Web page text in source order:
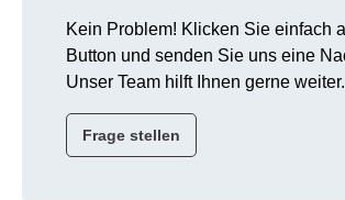
Kein Problem! Klicken Sie einfach
Button und senden Sie uns eine
Unser Team hilft Ihnen gerne weiter.
Frage stellen